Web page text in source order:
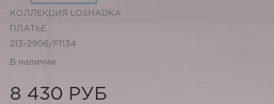
КОЛЛЕКЦИЯ LOSHADKA
ПЛАТЬЕ
213-2906/F1134
В наличии
8 430 РУБ